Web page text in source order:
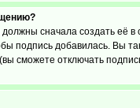
сначала создать её
подпись добавилась. Вы
сможете отключать